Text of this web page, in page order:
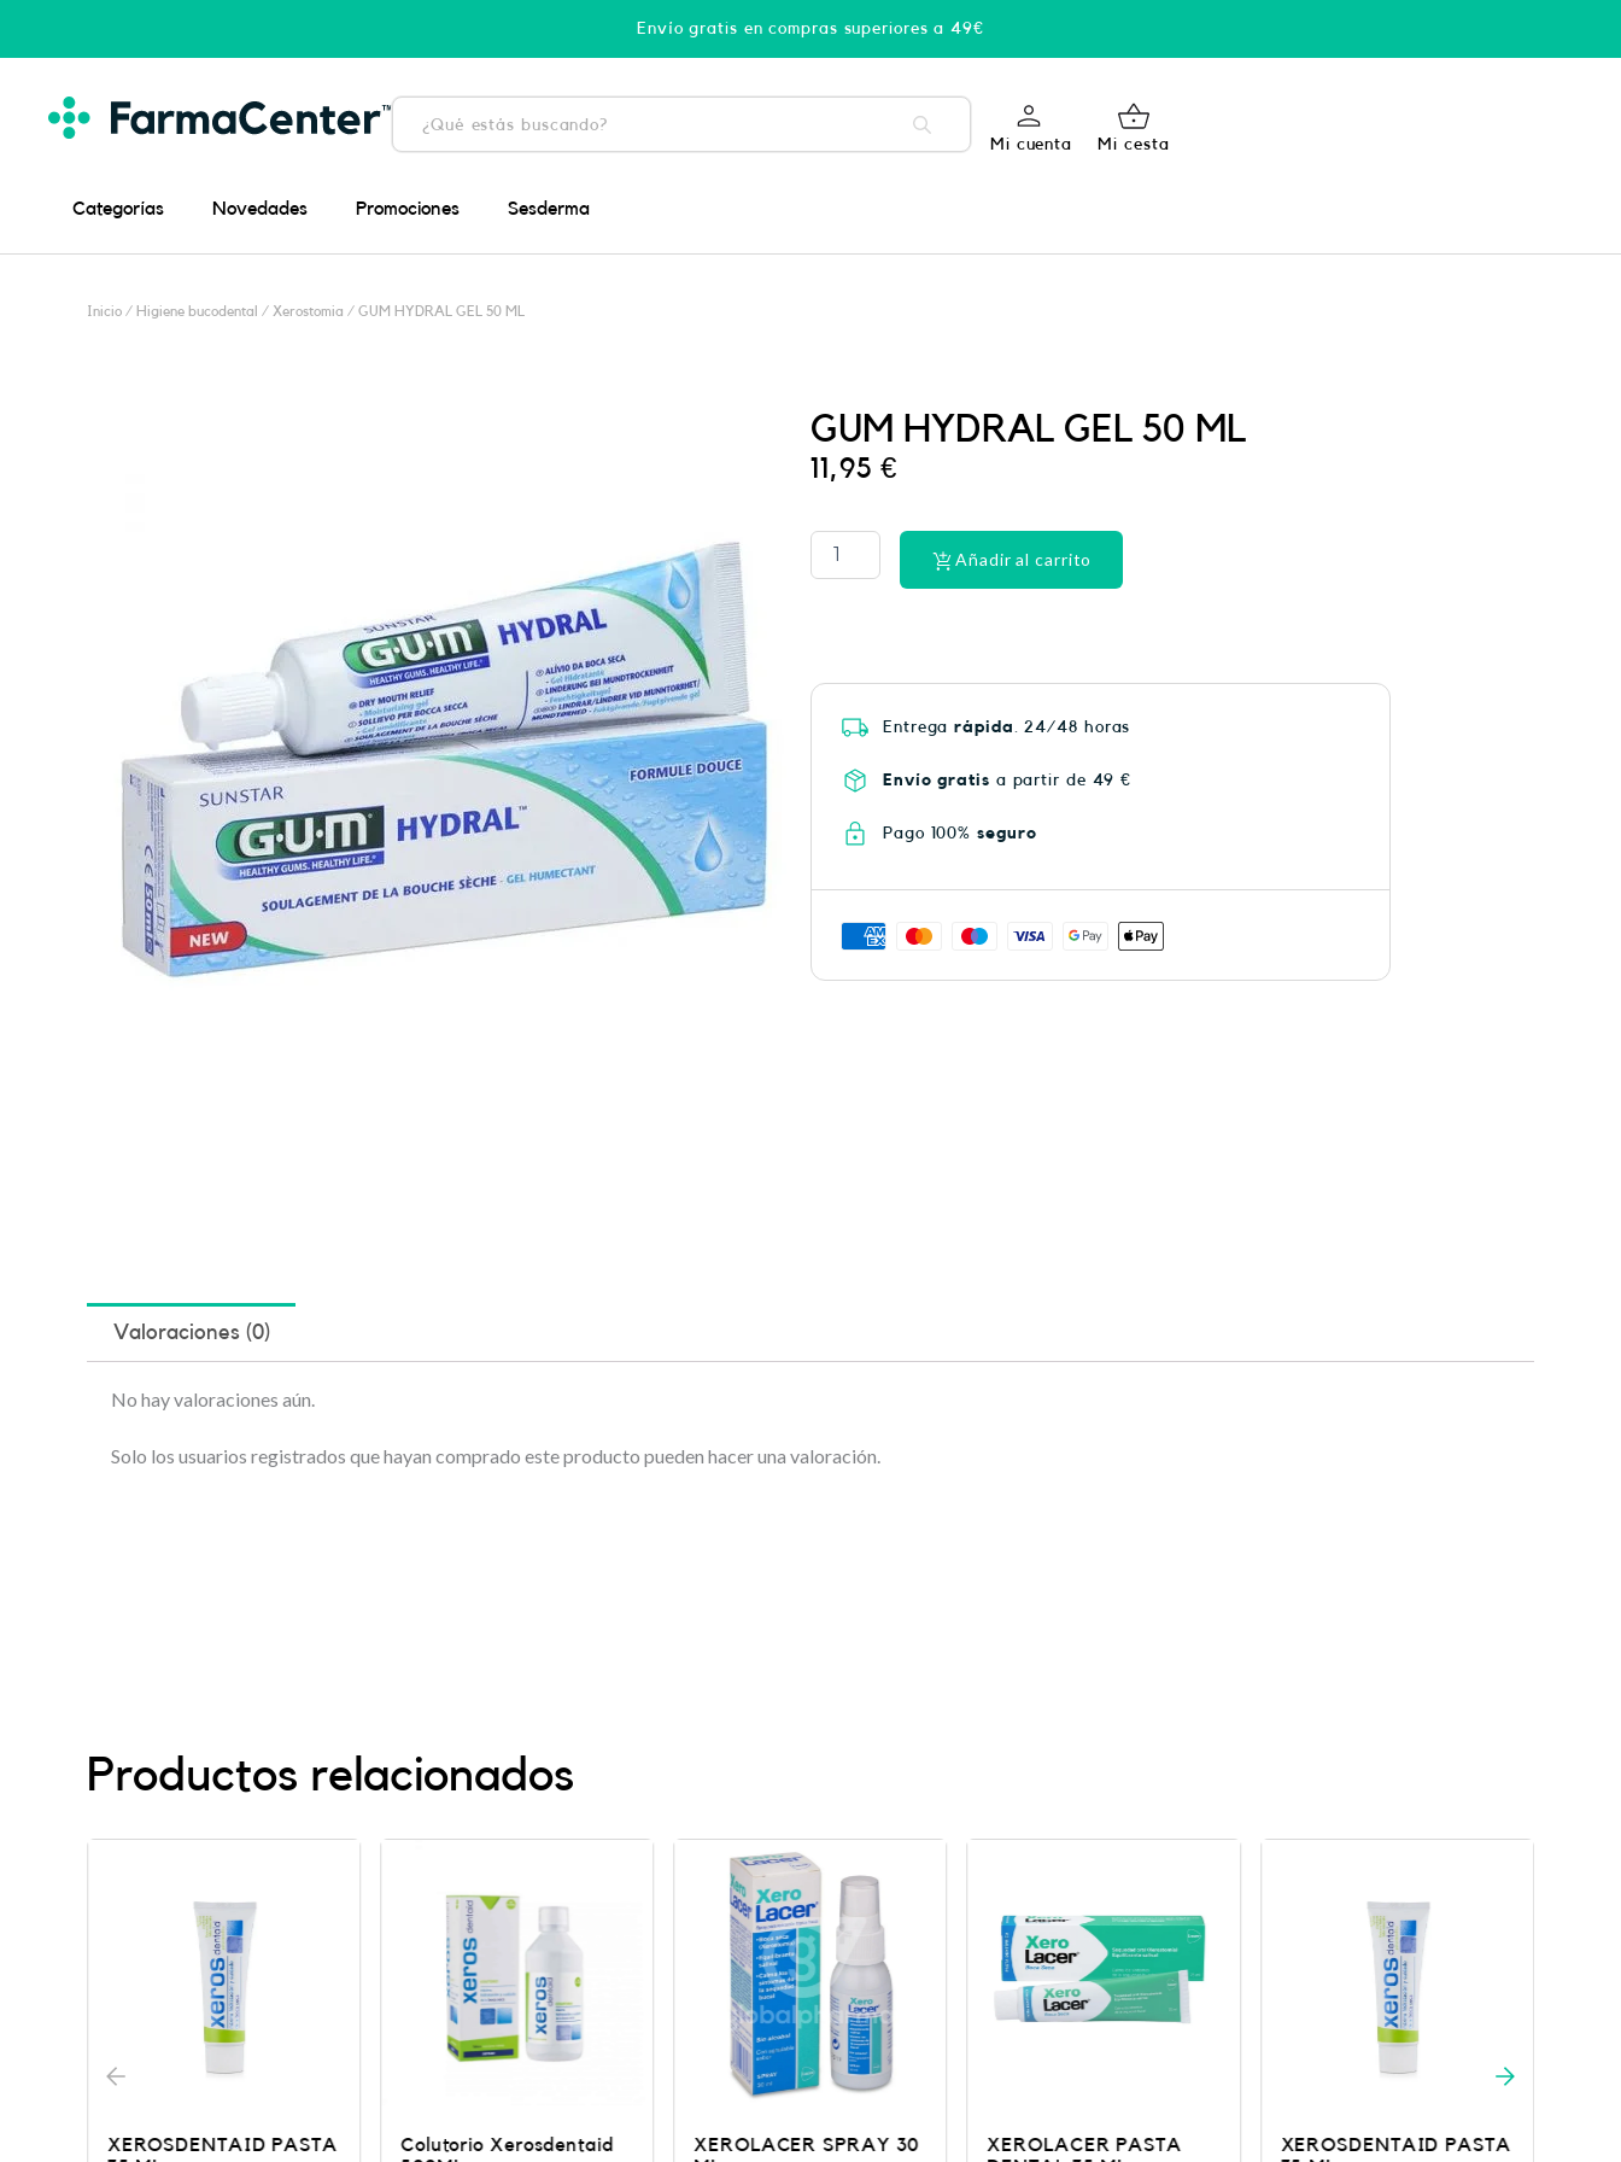
Envío gratis en compras superiores a 49€
Búsqueda
productos
Mi cuenta Mi cesta
Categorías Novedades Promociones Sesderma
Inicio / Higiene bucodental / Xerostomia / GUM HYDRAL GEL 50 ML
GUM HYDRAL GEL 50 ML
11,95€
DENTAL
LACER
EX-
Añadir al carrito
Entregarápida . 24/48 horas
Envío gratis a partir de 49 €
Pago 100% seguro
Valoraciones (0)
No hay valoraciones aún.
Solo los usuarios registrados que hayan comprado este producto pueden hacer una valoración.
Productos relacionados
Colutorio Xerosdentaid
XEROLACER SPRAY 30
XEROLACER PASTA
XEROSDENTAID PASTA
Colutorio Xerosdentaid